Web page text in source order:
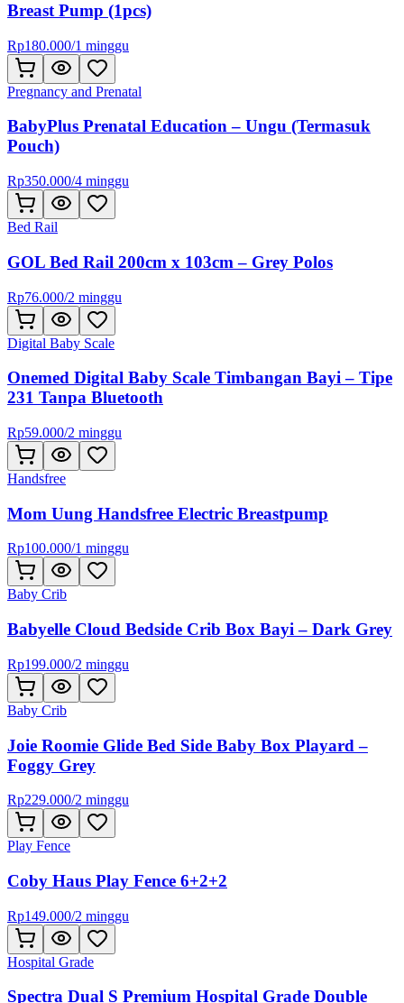
Breast Pump (1pcs)
Rp180.000/1 minggu
Pregnancy and Prenatal
BabyPlus Prenatal Education – Ungu (Termasuk
Pouch)
Rp350.000/4 minggu
Bed Rail
GOL Bed Rail 200cm x 103cm – Grey Polos
Rp76.000/2 minggu
Digital Baby Scale
Onemed Digital Baby Scale Timbangan Bayi – Tipe
231 Tanpa Bluetooth
Rp59.000/2 minggu
Handsfree
Mom Uung Handsfree Electric Breastpump
Rp100.000/1 minggu
Baby Crib
Babyelle Cloud Bedside Crib Box Bayi – Dark Grey
Rp199.000/2 minggu
Baby Crib
Joie Roomie Glide Bed Side Baby Box Playard –
Foggy Grey
Rp229.000/2 minggu
Play Fence
Coby Haus Play Fence 6+2+2
Rp149.000/2 minggu
Hospital Grade
Spectra Dual S Premium Hospital Grade Double